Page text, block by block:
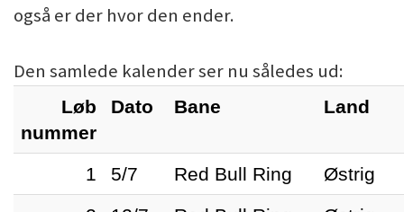
også er der hvor den ender.
Den samlede kalender ser nu således ud:
Løb
nummer
Dato Bane Land
1 5/7 Red Bull Ring
Østrig